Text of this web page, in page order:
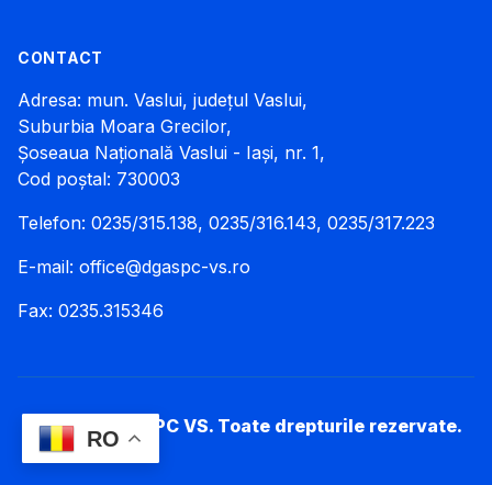
CONTACT
Adresa: mun. Vaslui, județul Vaslui,
Suburbia Moara Grecilor,
Șoseaua Națională Vaslui - Iași, nr. 1,
Cod poștal: 730003
Telefon: 0235/315.138, 0235/316.143, 0235/317.223
E-mail: office@dgaspc-vs.ro
Fax: 0235.315346
© 2026 DGASPC VS. Toate drepturile rezervate.
RO